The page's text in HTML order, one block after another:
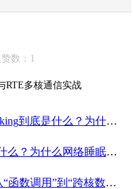
数：1
RTE多核通信实战
AUTOSAR中的Partial Networking到底是什么？为什么一辆车睡觉时总有几个ECU醒着？
AUTOSAR中的Nm到底在干什么？为什么网络睡眠、网络唤醒全靠它？
AUTOSAR RTE多核通信：从“函数调用”到“跨核数据搬运”的真相